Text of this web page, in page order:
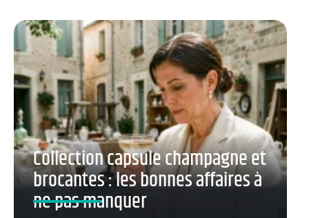
Collection capsule champagne et
brocantes : les bonnes affaires à
ne pas manquer